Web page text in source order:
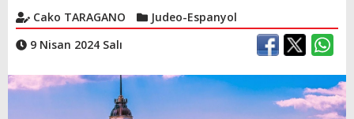
Cako TARAGANO
Judeo-Espanyol
9 Nisan 2024 Salı